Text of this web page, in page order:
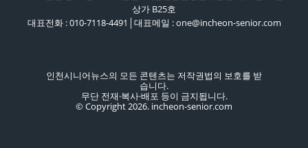
상가 B25호
대표전화 : 010-7118-4491│대표메일 : one@incheon-senior.com
인천시니어뉴스의 모든 콘텐츠는 저작권법의 보호를 받
습니다.
무단 전재·복사·배포 등이 금지됩니다.
© Copyright 2026. incheon-senior.com